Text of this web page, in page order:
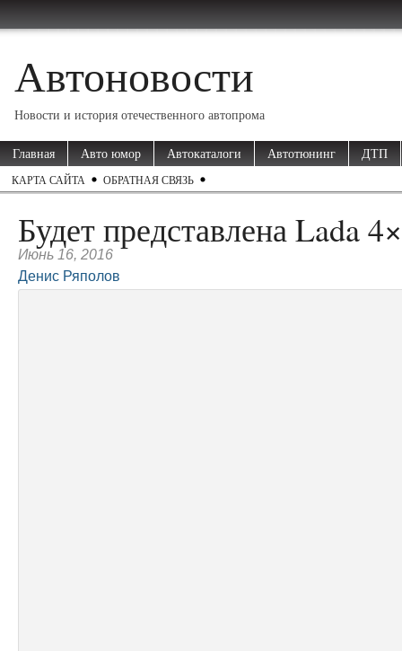
Автоновости
Новости и история отечественного автопрома
Главная Авто юмор Автокаталоги Автотюнинг ДТП
КАРТА САЙТА ОБРАТНАЯ СВЯЗЬ
Будет представлена Lada
Июнь 16, 2016
Денис Ряполов